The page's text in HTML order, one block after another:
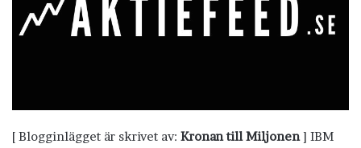
[ Blogginlägget är skrivet av: Kronan till Miljonen] IBM